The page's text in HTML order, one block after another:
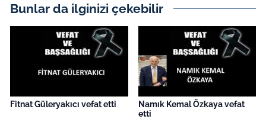
Bunlar da ilginizi çekebilir
Fitnat Güleryakıcı vefat etti
Namık Kemal Özkaya vefat
etti
Bilim Teknoloji
English News